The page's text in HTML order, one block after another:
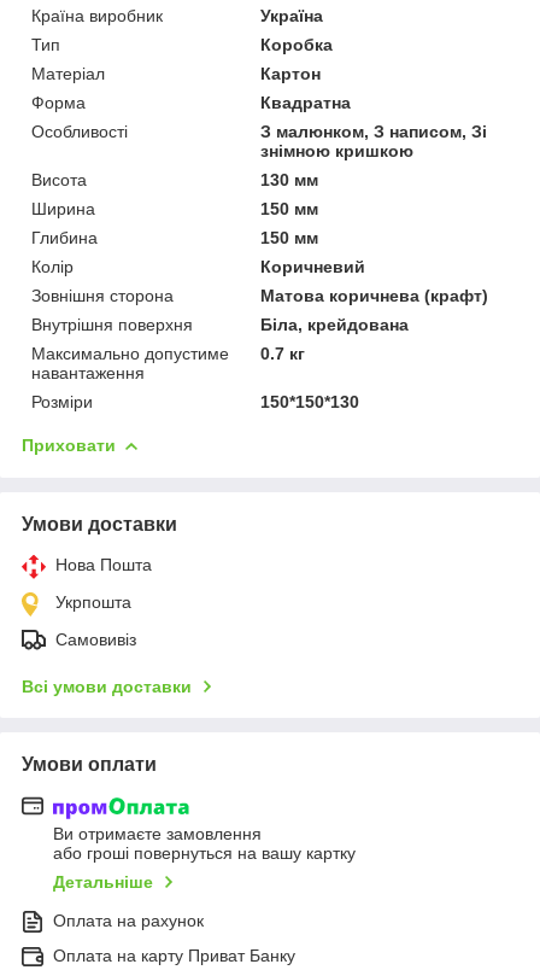
Країна виробник
Україна
Тип
Коробка
Матеріал
Картон
Форма
Квадратна
Особливості
З малюнком, З написом, Зі
знімною кришкою
Висота
130 мм
Ширина
150 мм
Глибина
150 мм
Колір
Коричневий
Зовнішня сторона
Матова коричнева (крафт)
Внутрішня поверхня
Біла, крейдована
Максимально допустиме
навантаження
0.7 кг
Розміри 150*150*130
Приховати
Умови доставки
Нова Пошта
Укрпошта
Самовивіз
Всі умови доставки
Умови оплати
Ви отримаєте замовлення
або гроші повернуться на вашу картку
Детальніше
Оплата на рахунок
Оплата на карту Приват Банку